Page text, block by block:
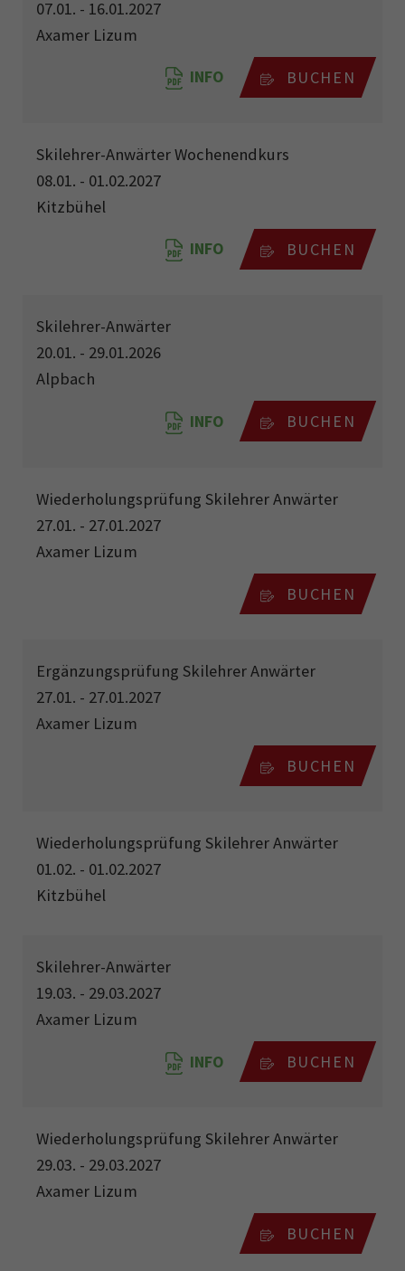
07.01. - 16.01.2027
Axamer Lizum
INFO BUCHEN
Skilehrer-Anwärter Wochenendkurs
08.01. - 01.02.2027
Kitzbühel
INFO BUCHEN
Skilehrer-Anwärter
20.01. - 29.01.2026
Alpbach
INFO BUCHEN
Wiederholungsprüfung Skilehrer Anwärter
27.01. - 27.01.2027
Axamer Lizum
BUCHEN
Ergänzungsprüfung Skilehrer Anwärter
27.01. - 27.01.2027
Axamer Lizum
BUCHEN
Wiederholungsprüfung Skilehrer Anwärter
01.02. - 01.02.2027
Kitzbühel
Skilehrer-Anwärter
19.03. - 29.03.2027
Axamer Lizum
INFO BUCHEN
Wiederholungsprüfung Skilehrer Anwärter
29.03. - 29.03.2027
Axamer Lizum
BUCHEN